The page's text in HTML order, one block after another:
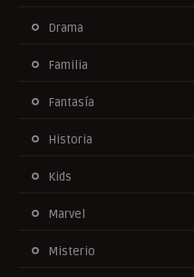
Drama
Familia
Fantasía
Historia
Kids
Marvel
Misterio